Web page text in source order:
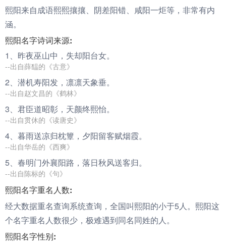
熙阳来自成语熙熙攘攘、阴差阳错、咸阳一炬等，非常有内
涵。
熙阳名字诗词来源:
1、昨夜巫山中，失却阳台女。
--出自薛馧的《古意》
2、潜机寿阳发，凛凛天象垂。
--出自赵文昌的《鹤林》
3、君臣道昭彰，天颜终熙怡。
--出自贯休的《读唐史》
4、暮雨送凉归枕簟，夕阳留客赋烟霞。
--出自华岳的《西爽》
5、春明门外襄阳路，落日秋风送客归。
--出自陈标的《句》
熙阳名字重名人数:
经大数据重名查询系统查询，全国叫熙阳的小于5人。熙阳这
个名字重名人数很少，极难遇到同名同姓的人。
熙阳名字性别: